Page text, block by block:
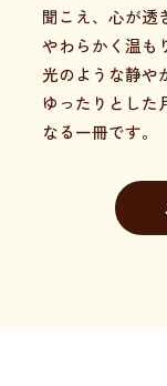
聞こえ、心が透
やわらかく温も
光のような静や
ゆったりとした
なる一冊です。